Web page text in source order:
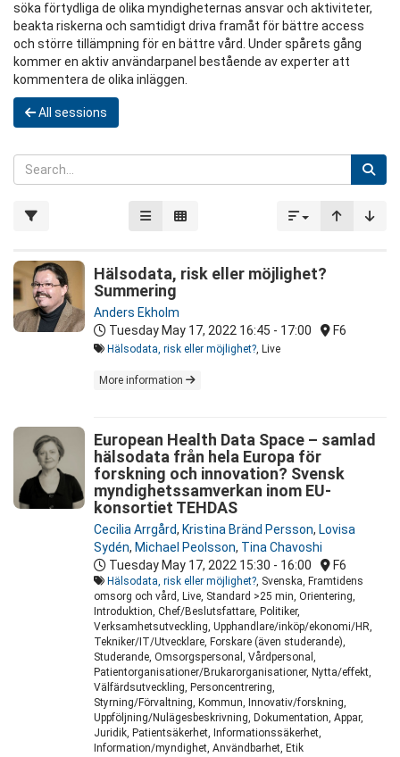
söka förtydliga de olika myndigheternas ansvar och aktiviteter,
beakta riskerna och samtidigt driva framåt för bättre access
och större tillämpning för en bättre vård. Under spårets gång
kommer en aktiv användarpanel bestående av experter att
kommentera de olika inläggen.
All sessions
Hälsodata, risk eller möjlighet?
Summering
Anders Ekholm
Tuesday May 17, 2022 16:45 - 17:00 F6
Hälsodata, risk eller möjlighet?, Live
More information
European Health Data Space – samlad
hälsodata från hela Europa för
forskning och innovation? Svensk
myndighetssamverkan inom EU-
konsortiet TEHDAS
Cecilia Arrgård, Kristina Bränd Persson, Lovisa
Sydén, Michael Peolsson, Tina Chavoshi
Tuesday May 17, 2022 15:30 - 16:00 F6
Hälsodata, risk eller möjlighet?, Svenska, Framtidens
omsorg och vård, Live, Standard >25 min, Orientering,
Introduktion, Chef/Beslutsfattare, Politiker,
Verksamhetsutveckling, Upphandlare/inköp/ekonomi/HR,
Tekniker/IT/Utvecklare, Forskare (även studerande),
Studerande, Omsorgspersonal, Vårdpersonal,
Patientorganisationer/Brukarorganisationer, Nytta/effekt,
Välfärdsutveckling, Personcentrering,
Styrning/Förvaltning, Kommun, Innovativ/forskning,
Uppföljning/Nulägesbeskrivning, Dokumentation, Appar,
Juridik, Patientsäkerhet, Informationssäkerhet,
Information/myndighet, Användbarhet, Etik